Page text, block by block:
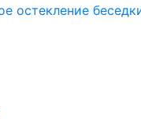
остекление